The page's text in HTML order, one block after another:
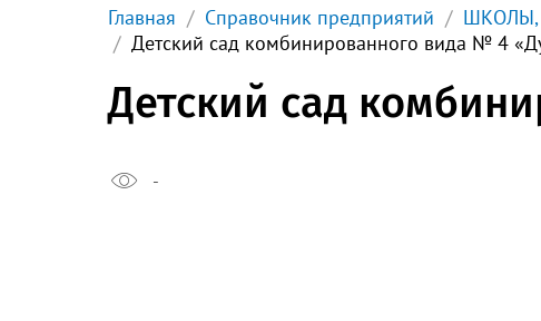
Главная Справочник предприятий ШКОЛЫ,
Детский сад комбинированного вида № 4
Детский сад
-